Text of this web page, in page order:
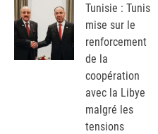
Tunisie : Tunis
mise sur le
renforcement
de la
coopération
avec la Libye
malgré les
tensions